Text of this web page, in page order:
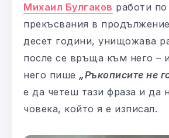
Михаил Булгаков работи
прекъсвания в
десет години, унищожава
после се връща към него –
него пише „Ръкописите не
е да четеш тази фраза и да
човека, който я е изписал.